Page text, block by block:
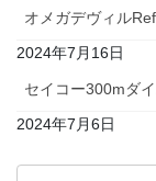
オメガデヴィル
2024年7月16日
セイコー300mダ
2024年7月6日